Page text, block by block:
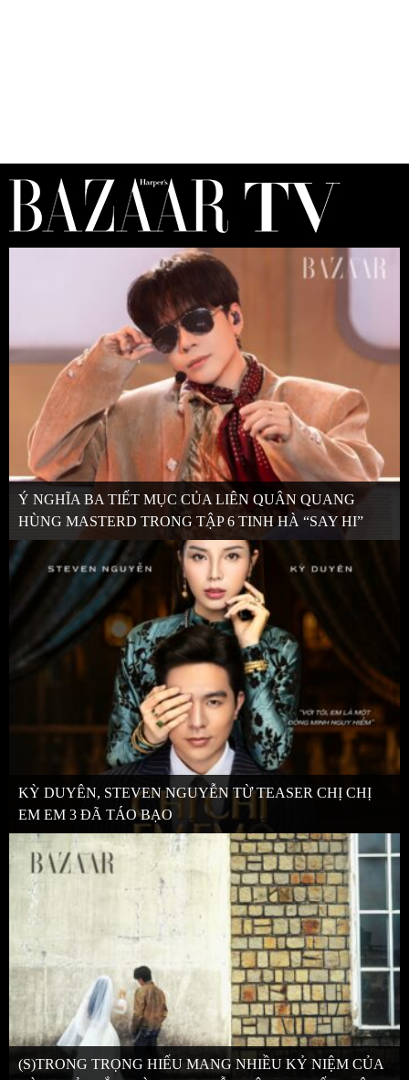
Ý NGHĨA BA TIẾT MỤC CỦA LIÊN QUÂN QUANG
HÙNG MASTERD TRONG TẬP 6 TINH HÀ “SAY HI”
KỲ DUYÊN, STEVEN NGUYỄN TỪ TEASER CHỊ CHỊ
EM EM 3 ĐÃ TÁO BẠO
(S)TRONG TRỌNG HIẾU MANG NHIỀU KỶ NIỆM CỦA